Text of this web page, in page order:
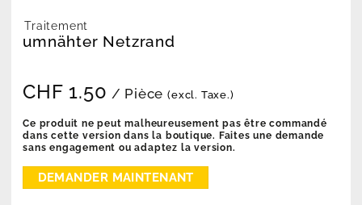
Traitement
umnähter Netzrand
CHF 1.50 / Pièce (excl. Taxe.)
Ce produit ne peut malheureusement pas être commandé
dans cette version dans la boutique. Faites une demande
sans engagement ou adaptez la version.